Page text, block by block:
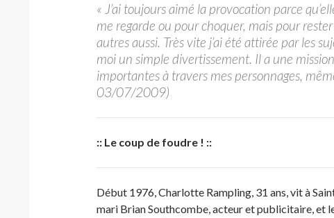
« J’ai toujours aimé la provocation parce
me regarde ou pour choquer, mais pour
autres aussi. Très vite j’ai été attirée par les
moi un simple divertissement. Il a une
importantes à travers mes personnages,
03/07/2009)
:: Le coup de foudre ! ::
Début 1976, Charlotte Rampling, 31 ans, vit à
mari Brian Southcombe, acteur et publicitaire, et